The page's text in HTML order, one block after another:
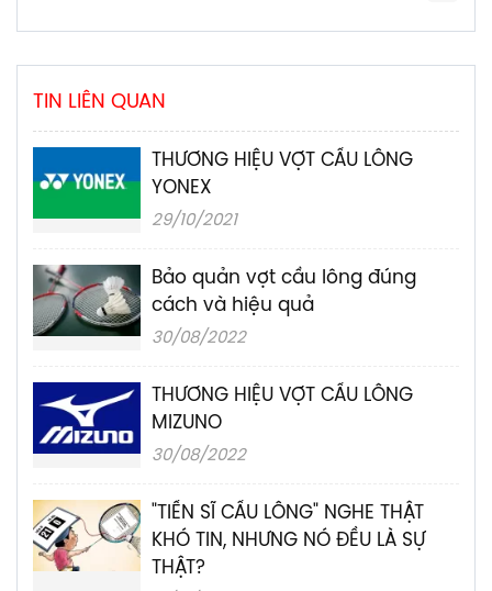
TIN LIÊN QUAN
THƯƠNG HIỆU VỢT CẦU LÔNG
YONEX
29/10/2021
Bảo quản vợt cầu lông đúng
cách và hiệu quả
30/08/2022
THƯƠNG HIỆU VỢT CẦU LÔNG
MIZUNO
30/08/2022
"TIẾN SĨ CẦU LÔNG" NGHE THẬT
KHÓ TIN, NHƯNG NÓ ĐỀU LÀ SỰ
THẬT?